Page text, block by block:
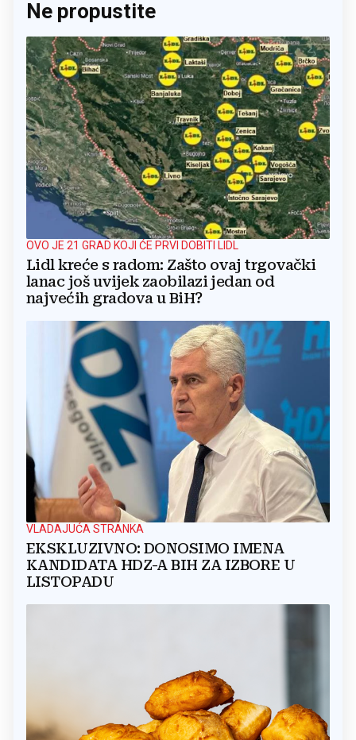
Ne propustite
OVO JE 21 GRAD KOJI ĆE PRVI DOBITI LIDL
Lidl kreće s radom: Zašto ovaj trgovački
lanac još uvijek zaobilazi jedan od
najvećih gradova u BiH?
VLADAJUĆA STRANKA
EKSKLUZIVNO: DONOSIMO IMENA
KANDIDATA HDZ-A BIH ZA IZBORE U
LISTOPADU